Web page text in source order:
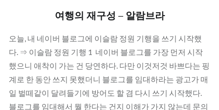
여행의 재구성 – 알람브라
오늘, 내 네이버 블로그에 이슬람 정원 기행을 쓰기 시작했
다. ⇒ 이슬람 정원 기행 1 네이버 블로그를 가장 먼저 시작
했으니 애착이 가는 건 당연하다. 다만 이것저것 바쁘다는 핑
계로 한 동안 쓰지 못했더니 블로그를 임대하라는 광고가 매
일 벌떼같이 달려들기에 방어도 할 겸 다시 쓰기 시작했다.
블로그를 임대해서 뭘 한다는 건지 이해가 가지 않는데 문의